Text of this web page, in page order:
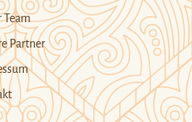
Team
Partner